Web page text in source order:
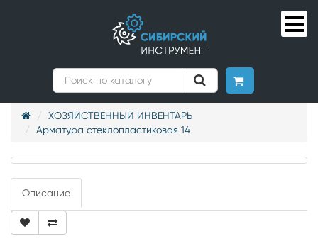
ХОЗЯЙСТВЕННЫЙ ИНВЕНТАРЬ
Арматура стеклопластиковая 14
Описание